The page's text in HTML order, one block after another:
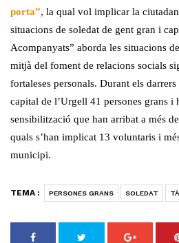
porta”, la qual vol implicar la
situacions de soledat de gent gran i
Acompanyats” aborda les situacions
mitjà del foment de relacions socials
fortaleses personals. Durant els darrers
capital de l’Urgell 41 persones grans i
sensibilització que han arribat a més
quals s’han implicat 13 voluntaris i
municipi.
TEMA : PERSONES GRANS SOLEDAT